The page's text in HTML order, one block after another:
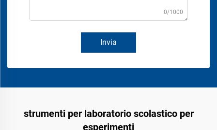
0/1000
Invia
strumenti per laboratorio scolastico per
esperimenti